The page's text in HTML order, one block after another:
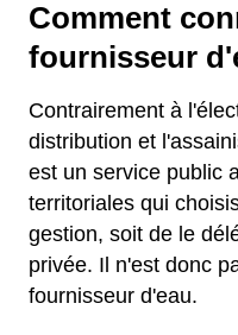
Comment
fournisseur
Contrairement à
distribution et
est un service public
territoriales qui
gestion, soit de le
privée. Il n'est donc
fournisseur d'eau.